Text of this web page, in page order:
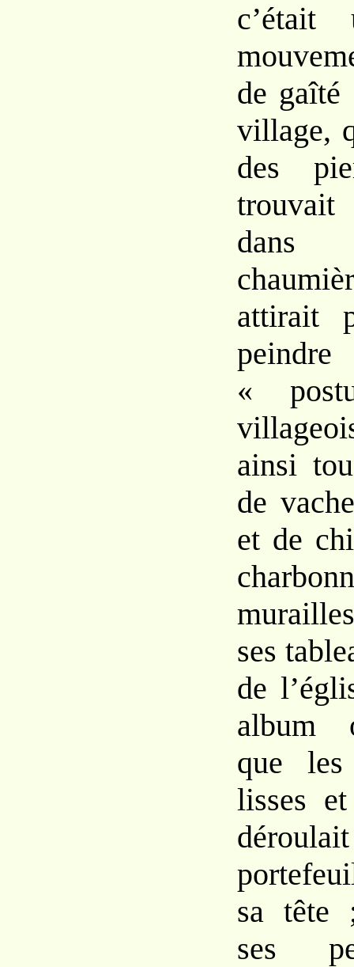
de
village,
des
dans
attirait
«
ainsi
de
et de
ses
de
album
que
lisses
sa tête
ses